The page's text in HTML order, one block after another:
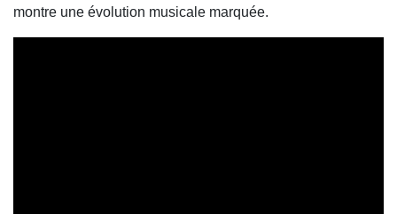
montre une évolution musicale marquée.